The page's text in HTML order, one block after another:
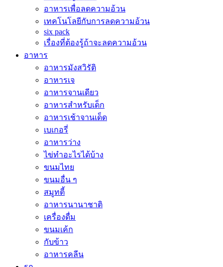
อาหารเพื่อลดความอ้วน
เทคโนโลยีกับการลดความอ้วน
six pack
เรื่องที่ต้องรู้ถ้าจะลดความอ้วน
อาหาร
อาหารมังสวิรัติ
อาหารเจ
อาหารจานเดียว
อาหารสำหรับเด็ก
อาหารเช้าจานเด็ด
เบเกอรี่
อาหารว่าง
ไข่ทำอะไรได้บ้าง
ขนมไทย
ขนมอื่น ๆ
สมูทตี้
อาหารนานาชาติ
เครื่องดื่ม
ขนมเค้ก
กับข้าว
อาหารคลีน